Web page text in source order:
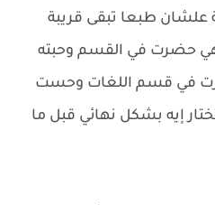
طبعا تبقى قريبة
حضرت في القسم وحبته
في قسم اللغات وحست
إيه بشكل نهائي قبل ما